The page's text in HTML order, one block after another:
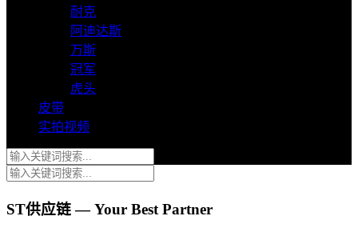
耐克
阿迪达斯
万斯
冠军
虎头
皮带
实拍视频
ST供应链 — Your Best Partner